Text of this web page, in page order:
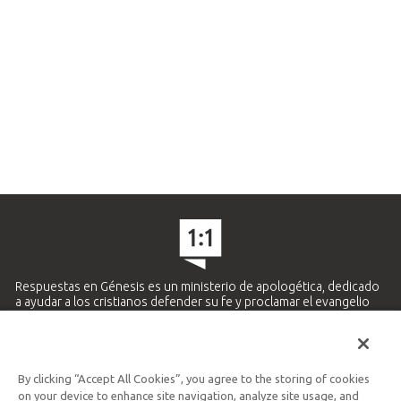
Respuestas en Génesis es un ministerio de apologética, dedicado
a ayudar a los cristianos defender su fe y proclamar el evangelio
Ministerio Hispano y Latinoamericano
By clicking “Accept All Cookies”, you agree to the storing of cookies
on your device to enhance site navigation, analyze site usage, and